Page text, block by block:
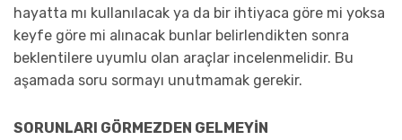
hayatta mı kullanılacak ya da bir ihtiyaca göre mi yoksa
keyfe göre mi alınacak bunlar belirlendikten sonra
beklentilere uyumlu olan araçlar incelenmelidir. Bu
aşamada soru sormayı unutmamak gerekir.
SORUNLARI GÖRMEZDEN GELMEYİN